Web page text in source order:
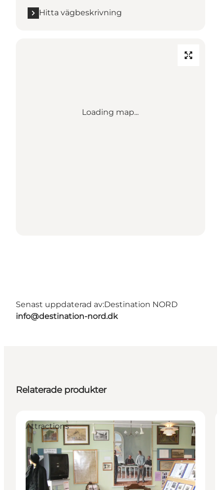
Hitta vägbeskrivning
Loading map...
Senast uppdaterad av:Destination NORD
info@destination-nord.dk
Relaterade produkter
Attractions